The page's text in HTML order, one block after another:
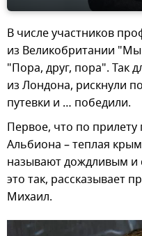
В числе участников
из Великобритании
"Пора, друг, пора". Так
из Лондона, рискнули
путевки и … победили.
Первое, что по
Альбиона – теплая
называют дождливым и
это так, рассказывает
Михаил.